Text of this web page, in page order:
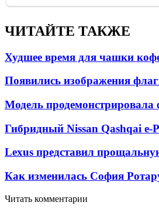
ЧИТАЙТЕ ТАКЖЕ
Худшее время для чашки
Появились изображения
Модель
Гибридный Nissan Qashqai e-
Lexus представил
Как изменилась София
Читать комментарии